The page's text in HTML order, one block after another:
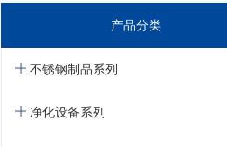
产品分类
不锈钢制品系列
净化设备系列